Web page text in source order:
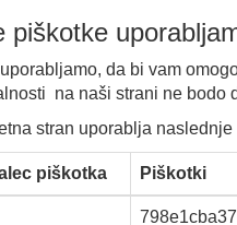
piškotke
da bi vam
na naši strani ne bodo
stran uporablja naslednje
piškotka Piškotki